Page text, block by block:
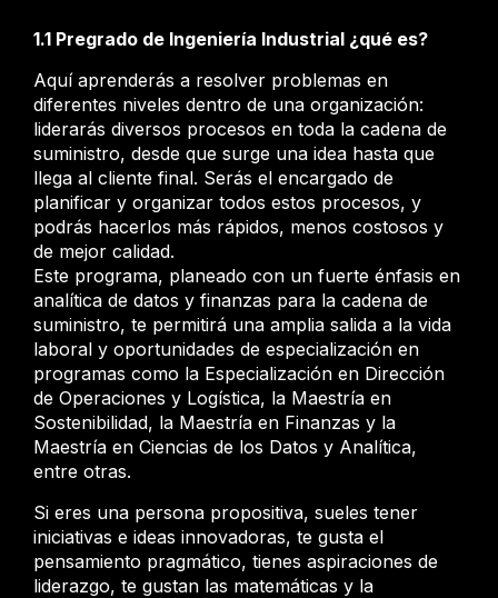
1.1 Pregrado de Ingeniería Industrial ¿qué es?
Aquí aprenderás a resolver problemas en
diferentes niveles dentro de una organización:
liderarás diversos procesos en toda la cadena de
suministro, desde que surge una idea hasta que
llega al cliente final. Serás el encargado de
planificar y organizar todos estos procesos, y
podrás hacerlos más rápidos, menos costosos y
de mejor calidad.
Este programa, planeado con un fuerte énfasis en
analítica de datos y finanzas para la cadena de
suministro, te permitirá una amplia salida a la vida
laboral y oportunidades de especialización en
programas como la Especialización en Dirección
de Operaciones y Logística, la Maestría en
Sostenibilidad, la Maestría en Finanzas y la
Maestría en Ciencias de los Datos y Analítica,
entre otras.
Si eres una persona propositiva, sueles tener
iniciativas e ideas innovadoras, te gusta el
pensamiento pragmático, tienes aspiraciones de
liderazgo, te gustan las matemáticas y la